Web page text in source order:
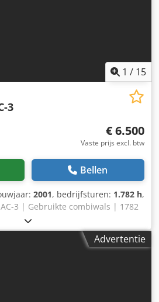
1 / 15
3
€ 6.500
Vaste prijs excl. btw
Bellen
2001, bedrijfsturen: 1.782 h,
3 | Gebruikte combiwals | 1782
🚛 Levering mogelijk naar uw
verzendcalculator om
💰 Direct kopen voor EUR
Advertentie